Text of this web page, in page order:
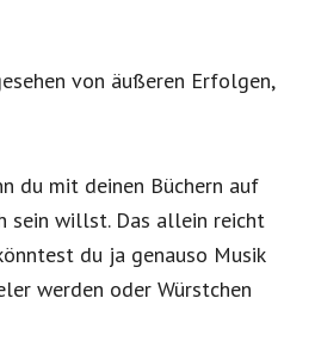
von äußeren Erfolgen,
du mit deinen Büchern auf
sein willst. Das allein reicht
du ja genauso Musik
werden oder Würstchen